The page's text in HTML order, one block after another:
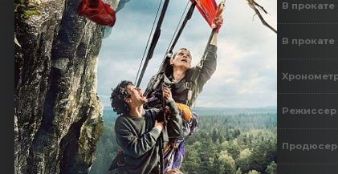
В прокате
В прокате
Режиссер
Продюсер